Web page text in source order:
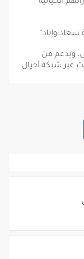
سعاد وإياد"
وبدعم من
عبر شبكة أجيال